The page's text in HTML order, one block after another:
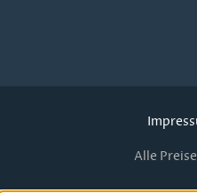
Alle